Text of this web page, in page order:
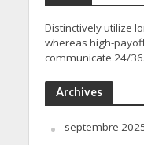
Distinctively utilize
whereas high-
communicate 24/
Archives
septembre